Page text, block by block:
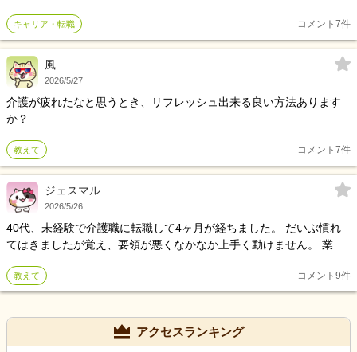
のかな…」という気持ちもあります。 でもその一方で、夜勤や頻回
コール、暴力対応、人間関係など、精神的にしんどいことも多く
て、最近は「このまま施設介護を続けていけるのかな」と思うこと
が増えてきました。 あと、奥さんが今妊娠中で、これから子育てと
た思い出が結構あるので、将来的には家族との時間も大事にしたい
なと思っています。 そのこともあって、最近は土日休みのデイサー
ビスや訪問系の仕事にも興味があります。 ただ、デイや訪問になる
と夜勤手当がなくなる分、給料面が下がることも不安です。 彼女も
今は働ける状況ではないので、今の安定を手放すのも正直かなり怖
いです。 「あと2年耐えるべきか」「今動いたほうがいいのか」でず
っと悩んでいます。 同じような経験をした方や、施設からデイ・訪
問に転職した方がいたら、実際どうだったかぜひ教えてほしいで
す。
キャリア・転職 コメント 7件
風
2026/5/27
介護が疲れたなと思うとき、リフレッシュ出来る良い方法あります
か？
教えて コメント 7件
ジェスマル
2026/5/26
40代、未経験で介護職に転職して4ヶ月が経ちました。 だいぶ慣れ
てはきましたが覚え、要領が悪くなかなか上手く動けません。 業務
けています。先輩方は優しいですが、そろそろ仕事できないやばい
新人と思われていると思います。実際、私の事が好きではないのだ
出来ない自分に落ち込み食欲も落ちだいぶ減痩せてしまいました。
毎晩今日の業務やミスがあればミスを、自分なりに反省すべき点あ
教えて コメント 9件
アクセスランキング